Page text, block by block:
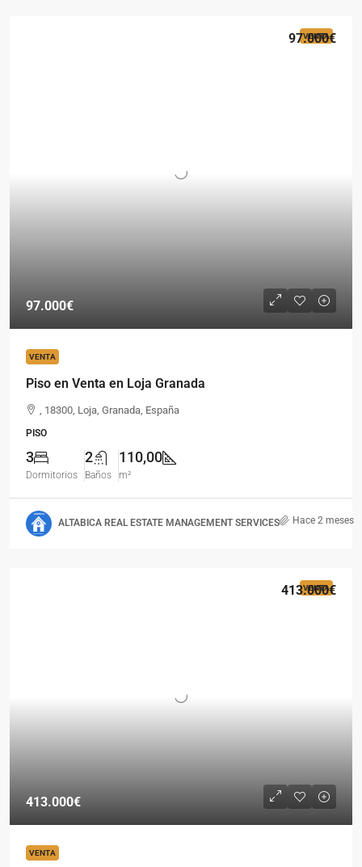
VENTA
97.000€
VENTA
Piso en Venta en Loja Granada
97.000€
, 18300, Loja, Granada, España
PISO
3
Dormitorios
2
Baños
110,00
m²
ALTABICA REAL ESTATE MANAGEMENT SERVICES Hace 2 meses
VENTA
413.000€
VENTA
413.000€